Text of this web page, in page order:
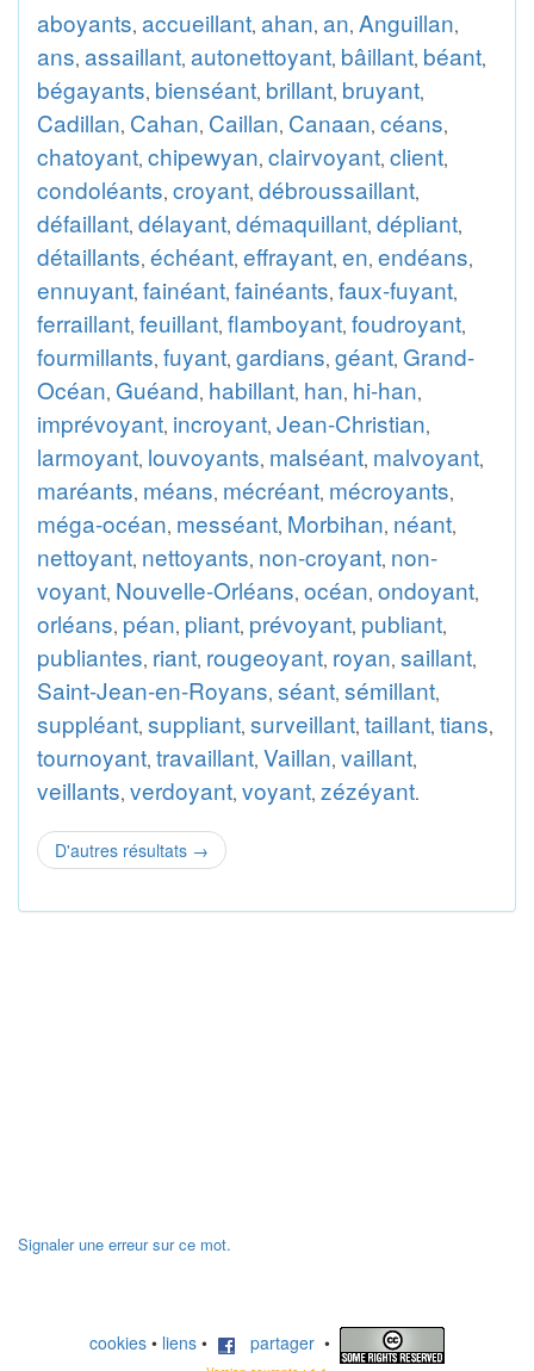
aboyants, accueillant, ahan, an, Anguillan,
ans, assaillant, autonettoyant, bâillant, béant,
bégayants, bienséant, brillant, bruyant,
Cadillan, Cahan, Caillan, Canaan, céans,
chatoyant, chipewyan, clairvoyant, client,
condoléants, croyant, débroussaillant,
défaillant, délayant, démaquillant, dépliant,
détaillants, échéant, effrayant, en, endéans,
ennuyant, fainéant, fainéants, faux-fuyant,
ferraillant, feuillant, flamboyant, foudroyant,
fourmillants, fuyant, gardians, géant, Grand-
Océan, Guéand, habillant, han, hi-han,
imprévoyant, incroyant, Jean-Christian,
larmoyant, louvoyants, malséant, malvoyant,
maréants, méans, mécréant, mécroyants,
méga-océan, messéant, Morbihan, néant,
nettoyant, nettoyants, non-croyant, non-
voyant, Nouvelle-Orléans, océan, ondoyant,
orléans, péan, pliant, prévoyant, publiant,
publiantes, riant, rougeoyant, royan, saillant,
Saint-Jean-en-Royans, séant, sémillant,
suppléant, suppliant, surveillant, taillant, tians,
tournoyant, travaillant, Vaillan, vaillant,
veillants, verdoyant, voyant, zézéyant.
D'autres résultats →
Signaler une erreur sur ce mot.
cookies • liens • partager •